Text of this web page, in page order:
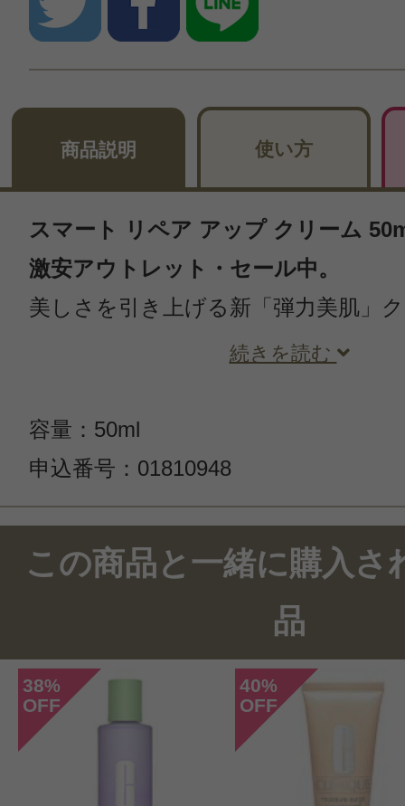
商品説明 使い方
スマート リペア アップ クリーム
激安アウトレット・セール中。
美しさを引き上げる新「弾力美肌」
続きを読む
容量：50ml
申込番号：01810948
このコスメのレビューを書いて
この商品と一緒に購入さ
品
38%
OFF
40%
OFF